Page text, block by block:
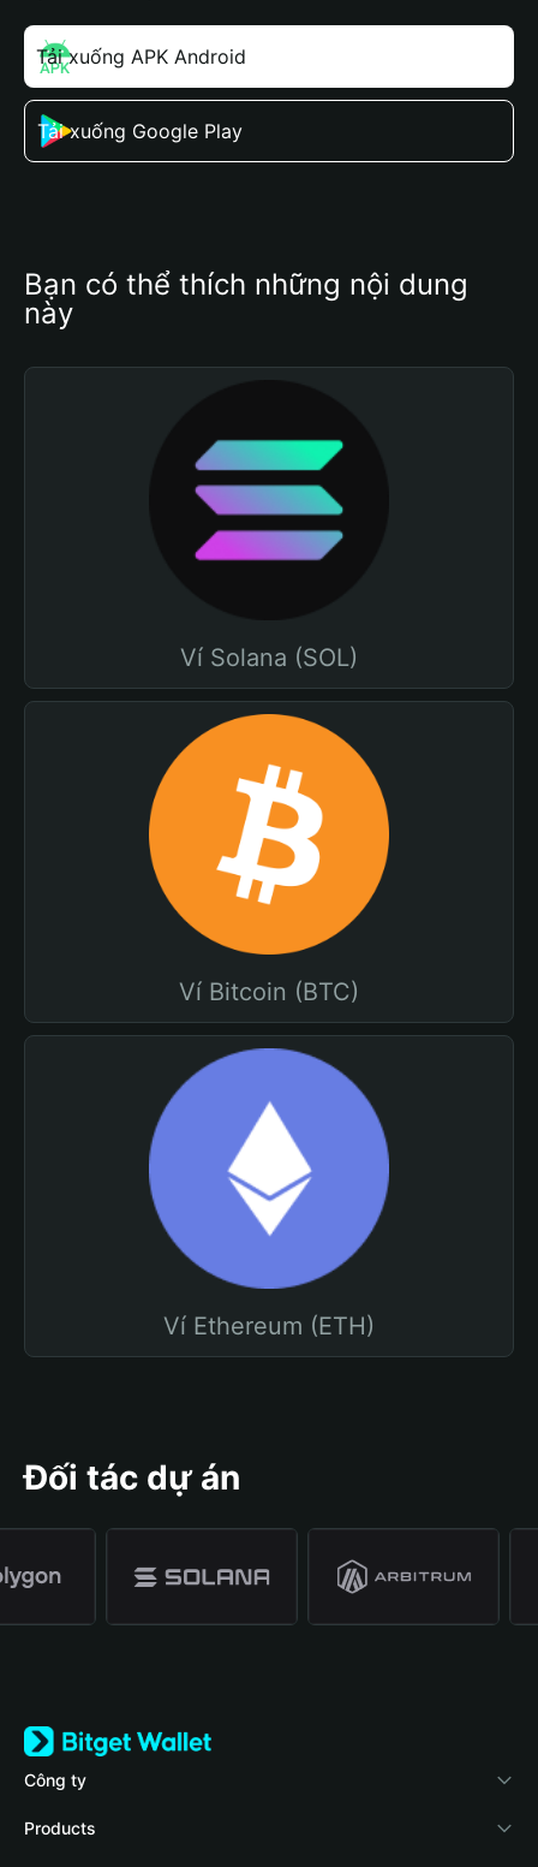
Tải xuống APK Android
Tải xuống Google Play
Bạn có thể thích những nội dung
này
Ví Solana (SOL)
Ví Bitcoin (BTC)
Ví Ethereum (ETH)
Đối tác dự án
Công ty
Về Bitget Wallet
Products